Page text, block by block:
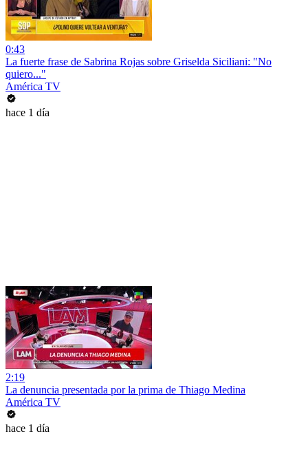
0:43
La fuerte frase de Sabrina Rojas sobre Griselda Siciliani: "No
quiero..."
América TV
hace 1 día
2:19
La denuncia presentada por la prima de Thiago Medina
América TV
hace 1 día